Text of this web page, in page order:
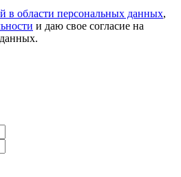
в области персональных данных,
и даю свое согласие на